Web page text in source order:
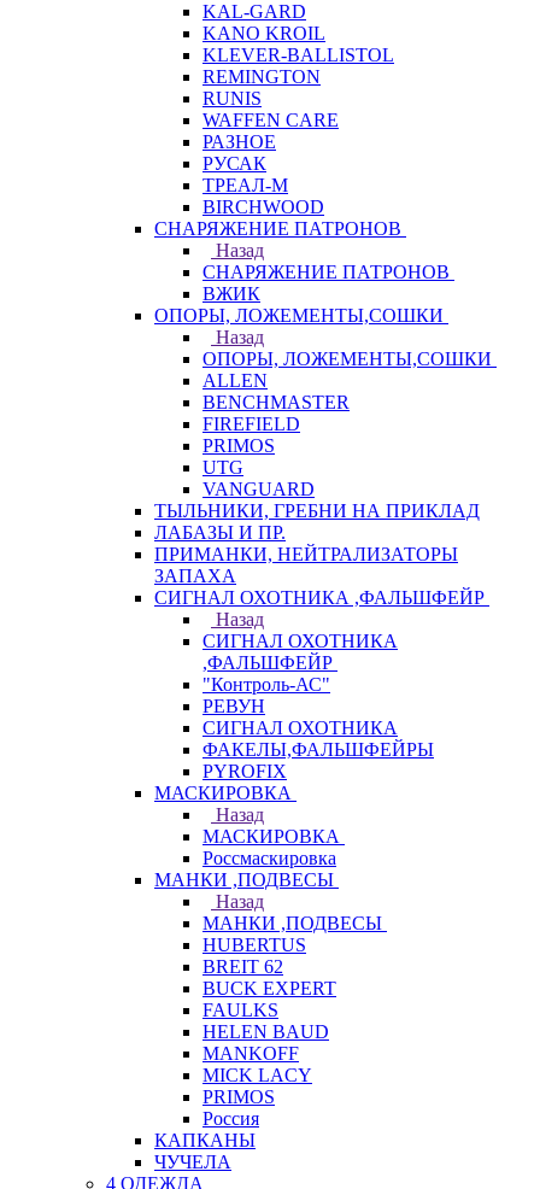
KAL-GARD
KANO KROIL
KLEVER-BALLISTOL
REMINGTON
RUNIS
WAFFEN CARE
РАЗНОЕ
РУСАК
ТРЕАЛ-М
BIRCHWOOD
СНАРЯЖЕНИЕ ПАТРОНОВ
Назад
СНАРЯЖЕНИЕ ПАТРОНОВ
ВЖИК
ОПОРЫ, ЛОЖЕМЕНТЫ,СОШКИ
Назад
ОПОРЫ, ЛОЖЕМЕНТЫ,СОШКИ
ALLEN
BENCHMASTER
FIREFIELD
PRIMOS
UTG
VANGUARD
ТЫЛЬНИКИ, ГРЕБНИ НА ПРИКЛАД
ЛАБАЗЫ И ПР.
ПРИМАНКИ, НЕЙТРАЛИЗАТОРЫ
ЗАПАХА
СИГНАЛ ОХОТНИКА ,ФАЛЬШФЕЙР
Назад
СИГНАЛ ОХОТНИКА
,ФАЛЬШФЕЙР
"Контроль-АС"
РЕВУН
СИГНАЛ ОХОТНИКА
ФАКЕЛЫ,ФАЛЬШФЕЙРЫ
PYROFIX
МАСКИРОВКА
Назад
МАСКИРОВКА
Россмаскировка
МАНКИ ,ПОДВЕСЫ
Назад
МАНКИ ,ПОДВЕСЫ
HUBERTUS
BREIT 62
BUCK EXPERT
FAULKS
HELEN BAUD
MANKOFF
MICK LACY
PRIMOS
Россия
КАПКАНЫ
ЧУЧЕЛА
4 ОДЕЖДА